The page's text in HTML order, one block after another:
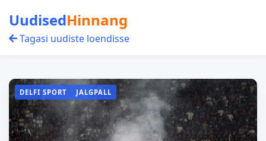
UudisedHinnang
Tagasi uudiste loendisse
DELFI SPORT JALGPALL